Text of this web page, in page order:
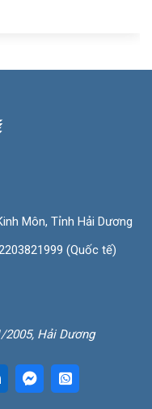
Môn, Tỉnh Hải Dương
(Quốc tế)
2005, Hải Dương